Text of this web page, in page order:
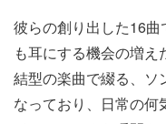
彼らの創り出した16
も耳にする機会の増
結型の楽曲で綴る、ソ
なっており、日常の何